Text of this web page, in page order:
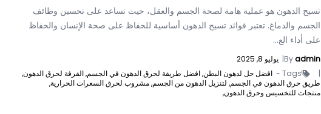
تسيح الدهون هو عملية هامة لصحة الجسم والعقل، حيث تساعد على تحسين وظائف
الجسم والدماغ. تعتبر فوائد تسيح الدهون أساسية للحفاظ على صحة الإنسان والحفاظ
على أداء الع...
Byadmin
| يوليو 8, 2025
|
Tags - افضل حل لدهون البطن,افضل طريقة لحرق الدهون في الجسم,القرفة لحرق الدهون,
طريق حرق الدهون في الجسم, لتنزيل الدهون من الجسم,مشروب لحرق السعرات الحرارية,
منتجات للتخسيس وحرق الدهون,